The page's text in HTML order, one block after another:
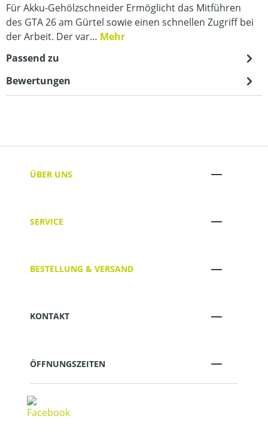
Für Akku-Gehölzschneider Ermöglicht das Mitführen
des GTA 26 am Gürtel sowie einen schnellen Zugriff bei
der Arbeit. Der var… Mehr
Passend zu
Bewertungen
ÜBER UNS
SERVICE
BESTELLUNG & VERSAND
KONTAKT
ÖFFNUNGSZEITEN